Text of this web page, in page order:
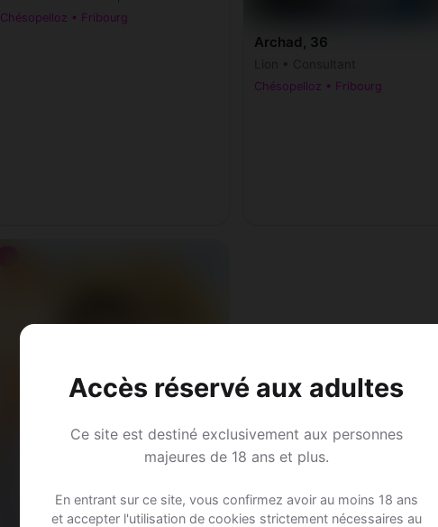
Accès réservé aux adultes
Ce site est destiné exclusivement aux personnes
majeures de 18 ans et plus.
En entrant sur ce site, vous confirmez avoir au moins 18 ans
et accepter l'utilisation de cookies strictement nécessaires au
Chésopelloz • Fribourg
Archad, 36
Chésopelloz • Fribourg